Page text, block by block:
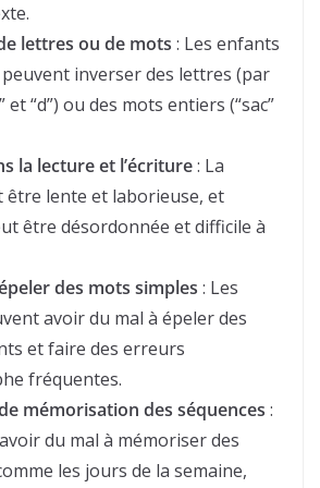
lettres ou de mots : Les enfants
inverser des lettres (par
et “d”) ou des mots entiers (“sac”
la lecture et l’écriture: La
être lente et laborieuse, et
être désordonnée et difficile à
des mots simples : Les
avoir du mal à épeler des
et faire des erreurs
fréquentes.
mémorisation des séquences :
du mal à mémoriser des
les jours de la semaine,